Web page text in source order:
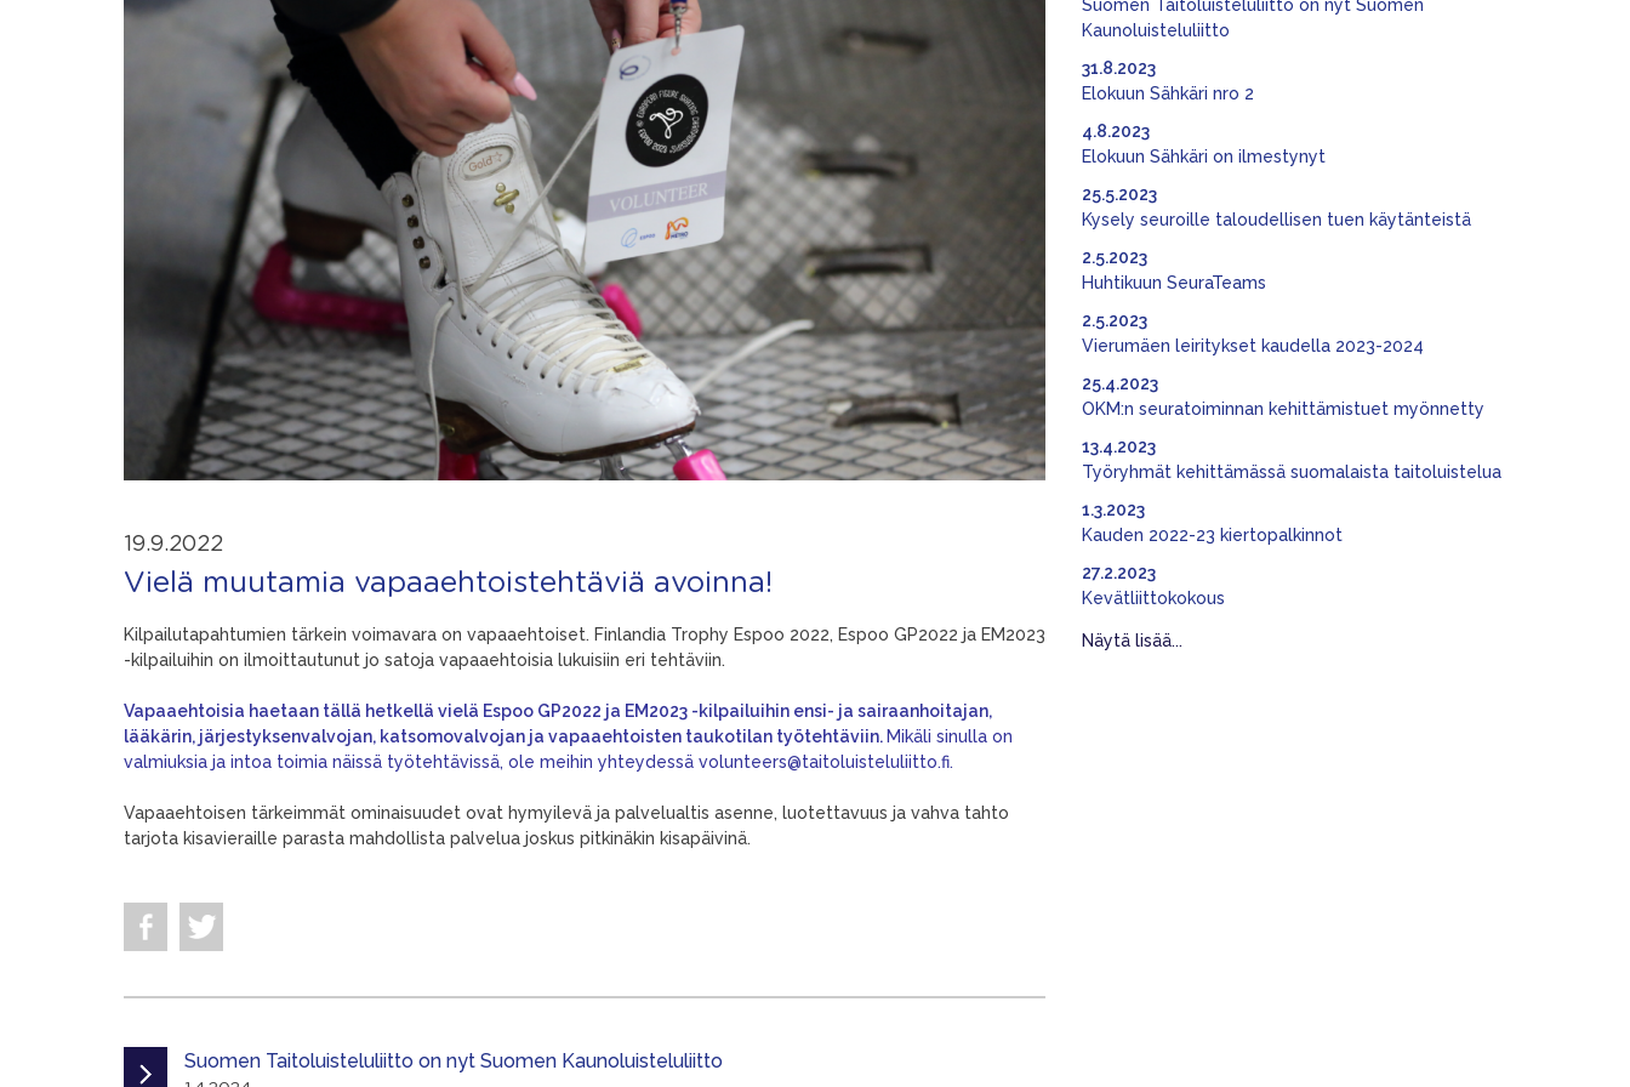
19.9.2022
Vielä muutamia vapaaehtoistehtäviä avoinna!
Kilpailutapahtumien tärkein voimavara on vapaaehtoiset. Finlandia Trophy Espoo 2022, Espoo GP2022 ja EM2023
-kilpailuihin on ilmoittautunut jo satoja vapaaehtoisia lukuisiin eri tehtäviin.
Vapaaehtoisia haetaan tällä hetkellä vielä Espoo GP2022 ja EM2023 -kilpailuihin ensi- ja sairaanhoitajan,
lääkärin, järjestyksenvalvojan, katsomovalvojan ja vapaaehtoisten taukotilan työtehtäviin. Mikäli sinulla on
valmiuksia ja intoa toimia näissä työtehtävissä, ole meihin yhteydessä volunteers@taitoluisteluliitto.fi.
Vapaaehtoisen tärkeimmät ominaisuudet ovat hymyilevä ja palvelualtis asenne, luotettavuus ja vahva tahto
tarjota kisavieraille parasta mahdollista palvelua joskus pitkinäkin kisapäivinä.
Suomen Taitoluisteluliitto on nyt Suomen Kaunoluisteluliitto
Suomen Taitoluisteluliitto on nyt Suomen
Kaunoluisteluliitto
Elokuun Sähkäri nro 2
31.8.2023
Elokuun Sähkäri on ilmestynyt
4.8.2023
Kysely seuroille taloudellisen tuen käytänteistä
25.5.2023
Huhtikuun SeuraTeams
2.5.2023
Vierumäen leiritykset kaudella 2023-2024
2.5.2023
OKM:n seuratoiminnan kehittämistuet myönnetty
25.4.2023
Työryhmät kehittämässä suomalaista taitoluistelua
13.4.2023
Kauden 2022-23 kiertopalkinnot
1.3.2023
Kevätliittokokous
27.2.2023
Näytä lisää...